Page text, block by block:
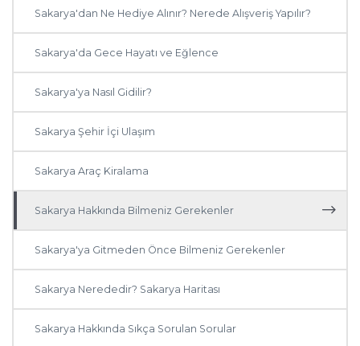
Sakarya'dan Ne Hediye Alınır? Nerede Alışveriş Yapılır?
Sakarya'da Gece Hayatı ve Eğlence
Sakarya'ya Nasıl Gidilir?
Sakarya Şehir İçi Ulaşım
Sakarya Araç Kiralama
Sakarya Hakkında Bilmeniz Gerekenler
Sakarya'ya Gitmeden Önce Bilmeniz Gerekenler
Sakarya Nerededir? Sakarya Haritası
Sakarya Hakkında Sıkça Sorulan Sorular
Diğer Şehirler
Adana
Antalya
Ankara
Muğla